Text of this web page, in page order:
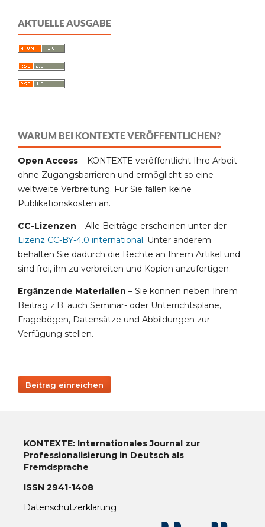
AKTUELLE AUSGABE
WARUM BEI KONTEXTE VERÖFFENTLICHEN?
Open Access – KONTEXTE veröffentlicht Ihre Arbeit
ohne Zugangsbarrieren und ermöglicht so eine
weltweite Verbreitung. Für Sie fallen keine
Publikationskosten an.
CC-Lizenzen – Alle Beiträge erscheinen unter der
Lizenz CC-BY-4.0 international. Unter anderem
behalten Sie dadurch die Rechte an Ihrem Artikel und
sind frei, ihn zu verbreiten und Kopien anzufertigen.
Ergänzende Materialien – Sie können neben Ihrem
Beitrag z.B. auch Seminar- oder Unterrichtspläne,
Fragebögen, Datensätze und Abbildungen zur
Verfügung stellen.
Beitrag einreichen
KONTEXTE: Internationales Journal zur
Professionalisierung in Deutsch als
Fremdsprache
ISSN 2941-1408
Datenschutzerklärung